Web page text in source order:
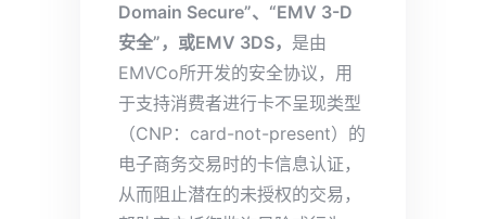
Domain Secure”、“EMV 3-D
安全”，或EMV 3DS， 是由
EMVCo所开发的安全协议，用
于支持消费者进行卡不呈现类型
（CNP：card-not-present）的
电子商务交易时的卡信息认证，
从而阻止潜在的未授权的交易，